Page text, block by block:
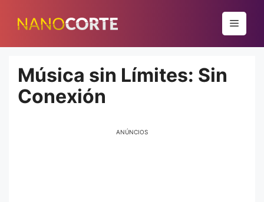
para
conteúdo
Menu
Música sin Límites: Sin
Conexión
ANÚNCIOS